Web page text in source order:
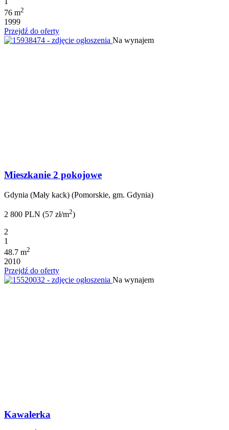
76 m2
1999
Przejdź do oferty
Na wynajem
Mieszkanie 2 pokojowe
Gdynia (Mały kack) (Pomorskie, gm. Gdynia)
2 800 PLN (57 zł/m2)
2
1
48.7 m2
2010
Przejdź do oferty
Na wynajem
Kawalerka